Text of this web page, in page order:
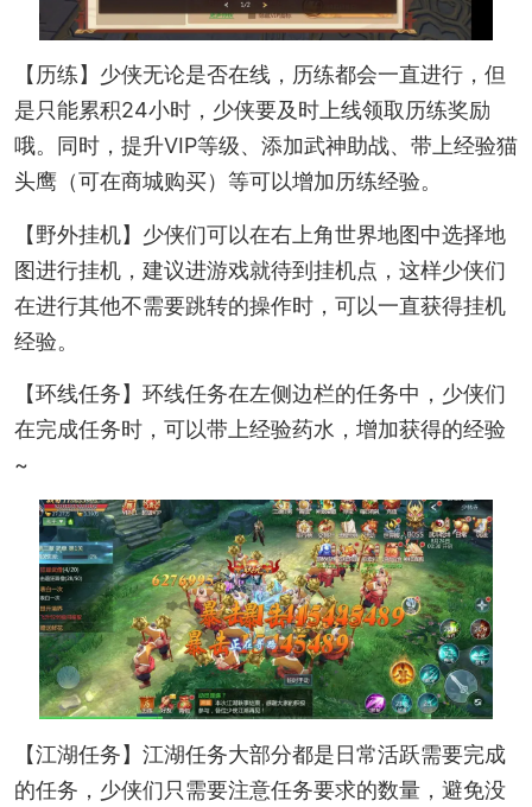
【历练】少侠无论是否在线，历练都会一直进行，但
是只能累积24小时，少侠要及时上线领取历练奖励
哦。同时，提升VIP等级、添加武神助战、带上经验猫
头鹰（可在商城购买）等可以增加历练经验。
【野外挂机】少侠们可以在右上角世界地图中选择地
图进行挂机，建议进游戏就待到挂机点，这样少侠们
在进行其他不需要跳转的操作时，可以一直获得挂机
经验。
【环线任务】环线任务在左侧边栏的任务中，少侠们
在完成任务时，可以带上经验药水，增加获得的经验
~
【江湖任务】江湖任务大部分都是日常活跃需要完成
的任务，少侠们只需要注意任务要求的数量，避免没